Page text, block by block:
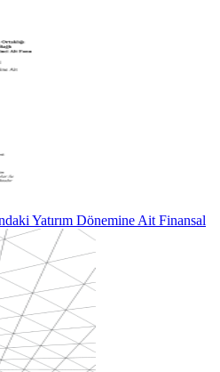
Yatırım Dönemine Ait Finansal